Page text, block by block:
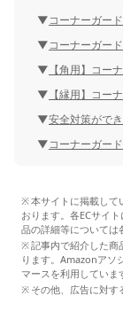
コーナーガー
コーナーガー
【角用】コー
【縁用】コー
安全対策がで
コーナーガー
本サイトに掲載して
おります。各ECサイ
品の詳細等については
記事内で紹介した商
ります。Amazonアソ
マースを利用していま
その他、広告に対す